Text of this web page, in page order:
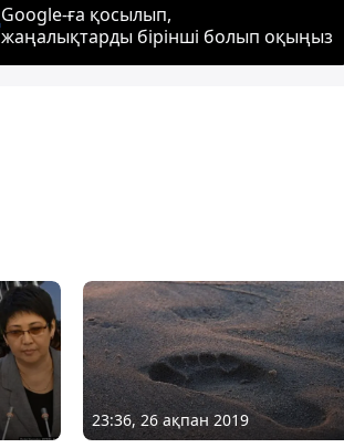
Google-ға қосылып,
жаңалықтарды бірінші болып оқыңыз
23:36, 26 ақпан 2019